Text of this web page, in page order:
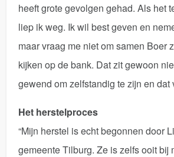
heeft grote gevolgen gehad. Als het
liep ik weg. Ik wil best geven en
maar vraag me niet om samen Boer
kijken op de bank. Dat zit gewoon
gewend om zelfstandig te zijn en dat
Het herstelproces
“Mijn herstel is echt begonnen door
gemeente Tilburg. Ze is zelfs ooit bij